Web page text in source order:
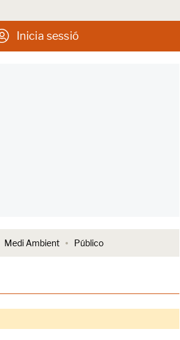
Inicia sessió
Medi Ambient Público